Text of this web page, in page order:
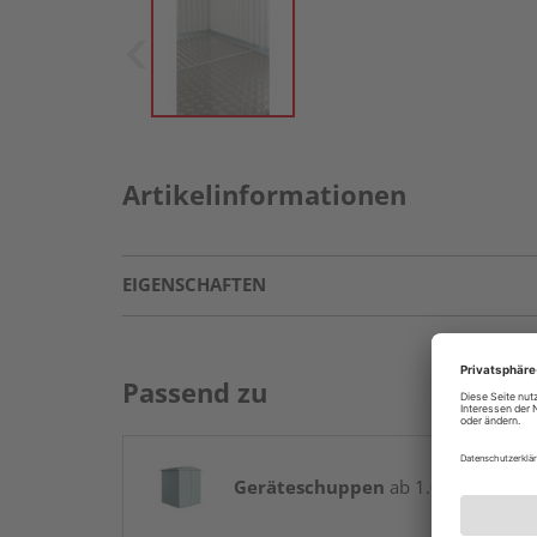
Artikelinformationen
EIGENSCHAFTEN
Passend zu
Geräteschuppen ab 1.044,00 € /